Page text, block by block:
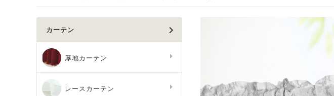
カーテン
厚地カーテン
レースカーテン